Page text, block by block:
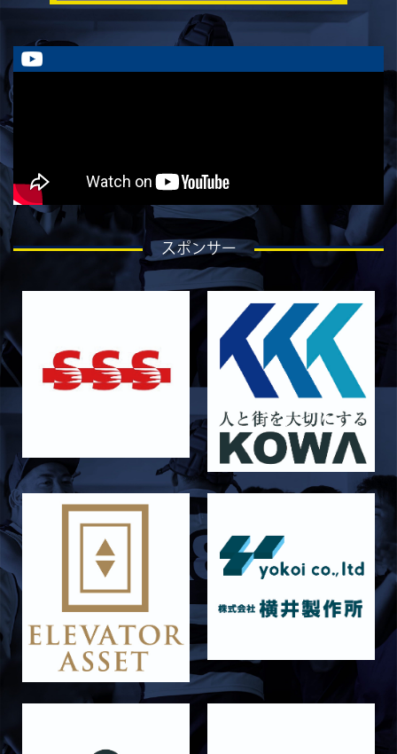
STAFF blog
ラストイヤーにかける想い-金本亮斗-
2026/07/30
STAFF blog
2026/07/27
STAFF blog
2026/07/25
ラストイヤーにかける想い-芦塚悠大-
STAFF blog
STAFF blog
6月27日 朝日大学戦
2026/06/26
STAFF blog
STAFF blog
2026/06/19
STAFF blog
6月20日 花園大学
2026/06/16
STAFF blog
6月14日 島津製作所
2026/06/16
6月13日 名城大学
2026/06/12
STAFF blog
【Rits Familyのバトン】vol. 1 北村瞬太郎
STAFF blog
ーター募集のお知らせ】
スポンサー